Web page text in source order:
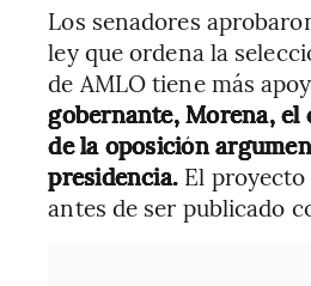
Los senadores
ley que ordena la
de AMLO tiene más
gobernante, Morena,
de la oposición
presidencia. El
antes de ser publicado